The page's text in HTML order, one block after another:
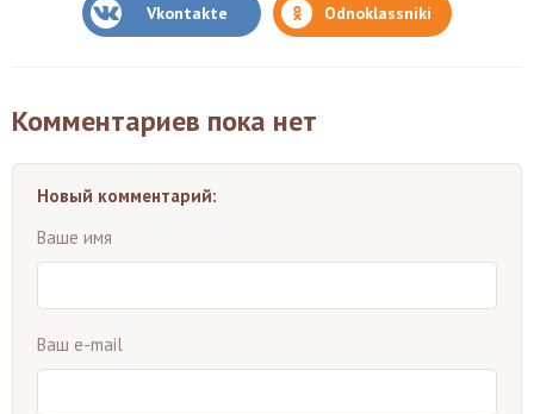
Vkontakte Odnoklassniki
Комментариев пока нет
Новый комментарий:
Ваше имя
Ваш e-mail